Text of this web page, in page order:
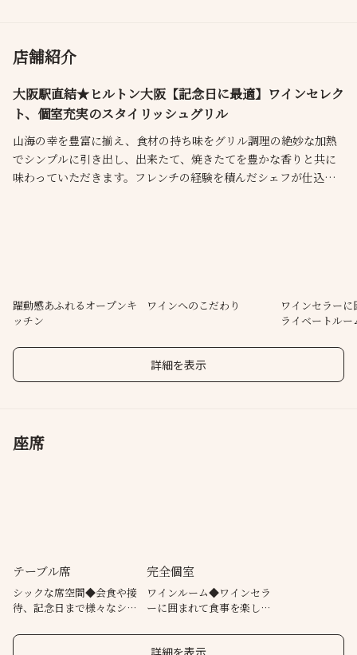
店舗紹介
大阪駅直結★ヒルトン大阪【記念日に最適】ワインセレク
ト、個室充実のスタイリッシュグリル
山海の幸を豊富に揃え、食材の持ち味をグリル調理の絶妙な加熱
でシンプルに引き出し、出来たて、焼きたてを豊かな香りと共に
味わっていただきます。フレンチの経験を積んだシェフが仕込ん
躍動感あふれるオープンキ
ッチン
ワインへのこだわり
ワインセラー
ライベートルー
詳細を表示
座席
テーブル席
シックな席空間◆会食や接
待、記念日まで様々なシー
完全個室
ワインルーム◆ワインセラ
ーに囲まれて食事を楽しめ
詳細を表示